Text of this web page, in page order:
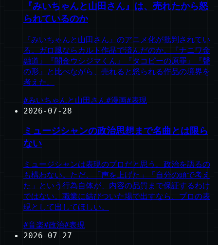
『みいちゃんと山田さん』は、売れたから怒
られているのか
『みいちゃんと山田さん』のアニメ化が批判されてい
る。ガロ風ならカルト作品で済んだのか。『ナニワ金
融道』『闇金ウシジマくん』『タコピーの原罪』『聲
の形』と比べながら、売れると怒られる作品の境界を
考えた。
#みいちゃんと山田さん#漫画#表現
2026-07-28
ミュージシャンの政治思想まで名曲とは限ら
ない
ミュージシャンは表現のプロだと思う。政治を語るの
も構わない。ただ、「声を上げた」「自分の頭で考え
た」という行為自体が、内容の品質まで保証するわけ
ではない。職業に結びついた場で出すなら、プロの表
現として出してほしい。
#音楽#政治#表現
2026-07-27